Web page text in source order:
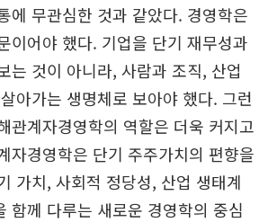
에 무관심한 것과 같았다. 경영학은
이어야 했다. 기업을 단기 재무성과
는 것이 아니라, 사람과 조직, 산업
아가는 생명체로 보아야 했다. 그런
관계자경영학의 역할은 더욱 커지고
자경영학은 단기 주주가치의 편향을
가치, 사회적 정당성, 산업 생태계
함께 다루는 새로운 경영학의 중심